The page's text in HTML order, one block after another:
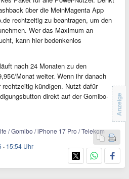
über die MeinMagenta App
rechtzeitig zu beantragen, um den
Wer das Maximum an
kann hier bedenkenlos
nach 24 Monaten zu den
Monat weiter. Wenn ihr danach
kündigen. Nutzt dafür
direkt auf der Gomibo-
/ Gomibo / iPhone 17 Pro / Telekom
· 15:54 Uhr
Anzeige